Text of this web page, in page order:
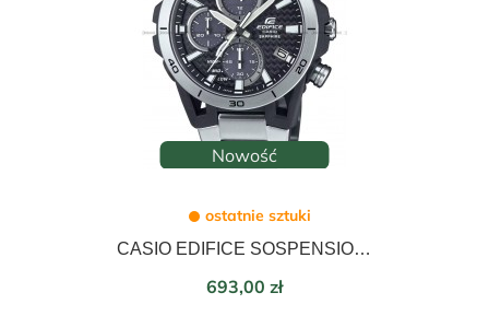
Nowość
ostatnie sztuki
CASIO EDIFICE SOSPENSIONE SOLAR 45mm EFS-S640D-1AVUEF
Cena
693,00 zł